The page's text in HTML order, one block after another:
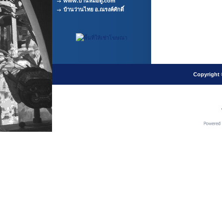
บ้านว่านไทย อ.ณรงค์ศักดิ์
Copyright